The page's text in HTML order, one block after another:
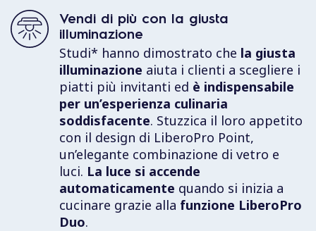
Combina le due aree separate del piano a
induzione doppia zona per creare una
superficie più ampia
impostazioni allineate automaticamente dalla
funzione Bridge.
LiberoPro Bridge
Abbina due aree separate del fry top XL per
creare unasuperficie più grandecon temperatura
e impostazioni allineate automaticamente dalla
funzione Bridge.
Sgrassatore per Superfici Calde C41
Per una pulizia eccellente, attiva la funzione di pulizia
che porta la piastra a 180 °C e applica lo sgrassatore
per superfici calde C41 di Electrolux Professional.
Vendi di più con la giusta
illuminazione
Studi* hanno dimostrato che la giusta
illuminazione aiuta i clienti a scegliere i
piatti più invitanti ed è indispensabile
per un’esperienza culinaria
soddisfacente. Stuzzica il loro appetito
con il design di LiberoPro Point,
un’elegante combinazione di vetro e
luci. La luce si accende
automaticamente quando si inizia a
cucinare grazie alla funzione LiberoPro
Duo.